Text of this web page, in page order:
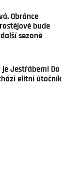
Obránce
bude
sezoně
Jestřábem! Do
elitní útočník